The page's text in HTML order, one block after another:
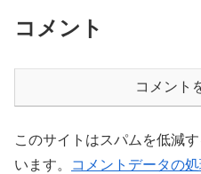
コメント
コメント
このサイトはスパムを低減
います。
コメントデータの